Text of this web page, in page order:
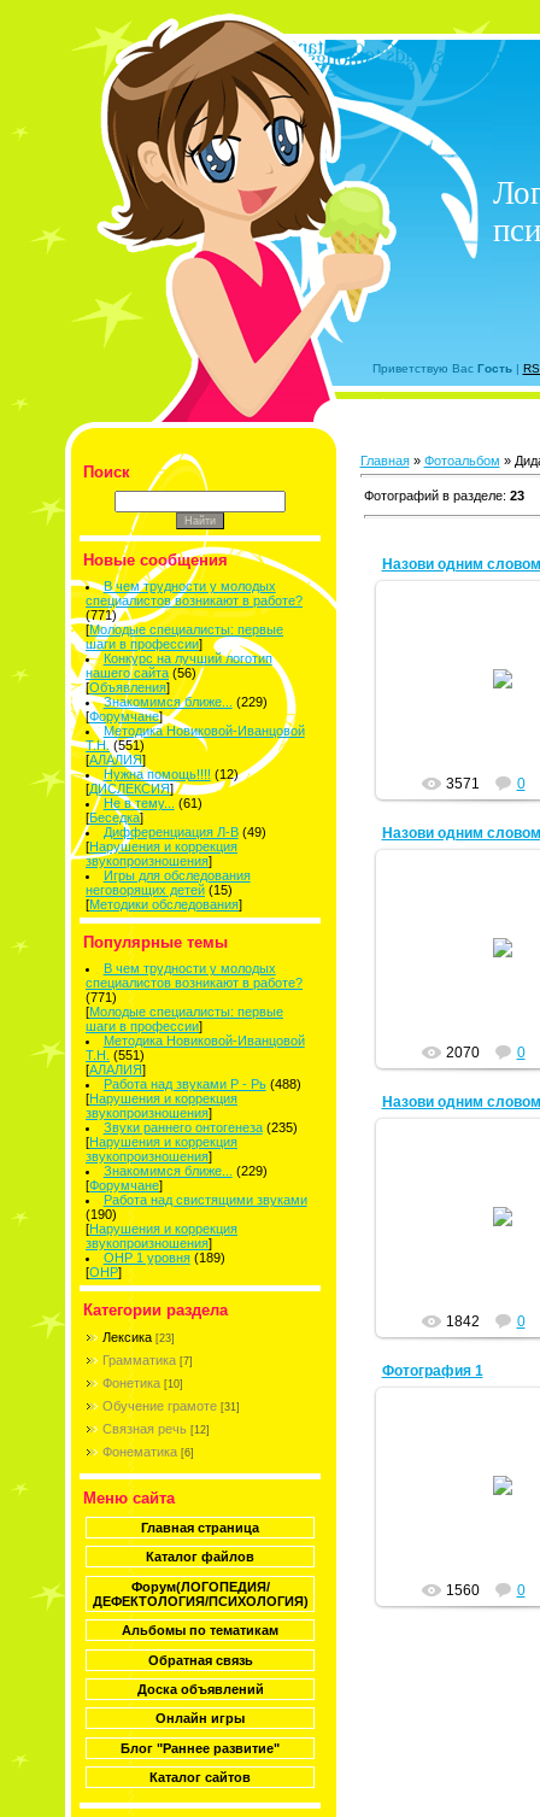
Приветствую Вас Гость|
Поиск
Новые сообщения
В чем трудности у молодых
специалистов возникают в работе?
(771)
[Молодые специалисты: первые
шаги в профессии]
Конкурс на лучший логотип
нашего сайта (56)
[Объявления]
Знакомимся ближе...
(229)
[Форумчане]
Методика Новиковой-Иванцовой
Т.Н. (551)
[АЛАЛИЯ]
Нужна помощь!!!! (12)
[ДИСЛЕКСИЯ]
Не в тему...
(61)
[Беседка]
Дифференциация Л-В (49)
[Нарушения и коррекция
звукопроизношения]
Игры для обследования
неговорящих детей (15)
[Методики обследования]
Популярные темы
В чем трудности у молодых
специалистов возникают в работе?
(771)
[Молодые специалисты: первые
шаги в профессии]
Методика Новиковой-Иванцовой
Т.Н. (551)
[АЛАЛИЯ]
Работа над звуками Р - Рь (488)
[Нарушения и коррекция
звукопроизношения]
Звуки раннего онтогенеза (235)
[Нарушения и коррекция
звукопроизношения]
Знакомимся ближе...
(229)
[Форумчане]
Работа над свистящими звуками
(190)
[Нарушения и коррекция
звукопроизношения]
ОНР 1 уровня (189)
[ОНР]
Категории раздела
Лексика [23]
Грамматика [7]
Фонетика [10]
Обучение грамоте [31]
Связная речь [12]
Фонематика [6]
Меню сайта
Главная страница
Каталог файлов
Форум(ЛОГОПЕДИЯ/
ДЕФЕКТОЛОГИЯ/ПСИХОЛОГИЯ)
Альбомы по тематикам
Обратная связь
Доска объявлений
Онлайн игры
Блог "Раннее развитие"
Каталог сайтов
Главная» Фотоальбом »
Фотографий в разделе: 23
Назови одним словом
3571 0
Назови одним словом
2070 0
Назови одним словом
1842 0
Фотография 1
1560 0